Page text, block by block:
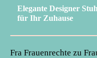
Elegante Designer
für Ihr Zuhause
Fra Frauenrechte zu